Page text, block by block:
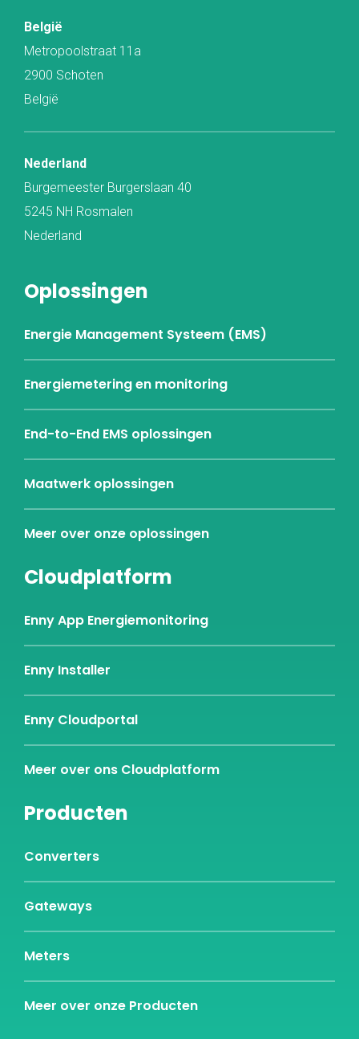
België
Metropoolstraat 11a
2900 Schoten
België
Nederland
Burgemeester Burgerslaan 40
5245 NH Rosmalen
Nederland
Oplossingen
Energie Management Systeem (EMS)
Energiemetering en monitoring
End-to-End EMS oplossingen
Maatwerk oplossingen
Meer over onze oplossingen
Cloudplatform
Enny App Energiemonitoring
Enny Installer
Enny Cloudportal
Meer over ons Cloudplatform
Producten
Converters
Gateways
Meters
Meer over onze Producten